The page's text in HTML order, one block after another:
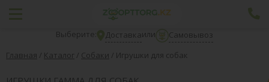
Выберите: Доставкаили
Самовывоз
Главная / Каталог / Собаки / Игрушки для собак